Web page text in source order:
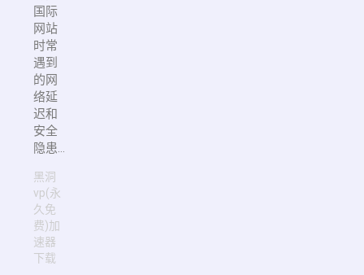
国际
网站
时常
遇到
的网
络延
迟和
安全
隐患...
黑洞
vp(永
久免
费)加
速器
下载